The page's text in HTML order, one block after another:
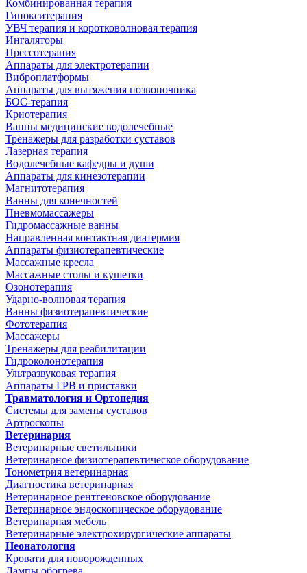
Комбинированная терапия
Гипокситерапия
УВЧ терапия и коротковолновая терапия
Ингаляторы
Прессотерапия
Аппараты для электротерапии
Виброплатформы
Аппараты для вытяжения позвоночника
БОС-терапия
Криотерапия
Ванны медицинские водолечебные
Тренажеры для разработки суставов
Лазерная терапия
Водолечебные кафедры и души
Аппараты для кинезотерапии
Магнитотерапия
Ванны для конечностей
Пневмомассажеры
Гидромассажные ванны
Направленная контактная диатермия
Аппараты физиотерапевтические
Массажные кресла
Массажные столы и кушетки
Озонотерапия
Ударно-волновая терапия
Ванны физиотерапевтические
Фототерапия
Массажеры
Тренажеры для реабилитации
Гидроколонотерапия
Ультразвуковая терапия
Аппараты ГРВ и приставки
Травматология и Ортопедия
Системы для замены суставов
Артроскопы
Ветеринария
Ветеринарные светильники
Ветеринарное физиотерапевтическое оборудование
Тонометрия ветеринарная
Диагностика ветеринарная
Ветеринарное рентгеновское оборудование
Ветеринарное эндоскопическое оборудование
Ветеринарная мебель
Ветеринарные электрохирургические аппараты
Неонатология
Кровати для новорожденных
Лампы обогрева